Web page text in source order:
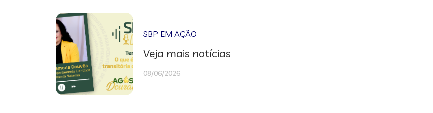
SBP EM AÇÃO
Veja mais notícias
08/06/2026